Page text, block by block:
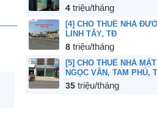
4triệu/tháng
[4] CHO THUÊ NHÀ
LINH TÂY, TĐ
8triệu/tháng
[5] CHO THUÊ NHÀ
NGỌC VÂN, TAM PHÚ,
35triệu/tháng